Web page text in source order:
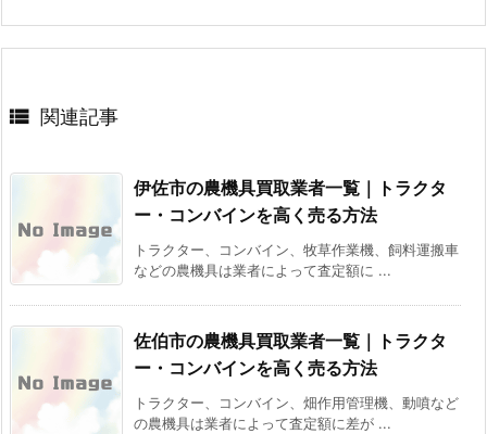
 関連記事
伊佐市の農機具買取業者一覧｜トラクタ
ー・コンバインを高く売る方法
トラクター、コンバイン、牧草作業機、飼料運搬車
などの農機具は業者によって査定額に ...
佐伯市の農機具買取業者一覧｜トラクタ
ー・コンバインを高く売る方法
トラクター、コンバイン、畑作用管理機、動噴など
の農機具は業者によって査定額に差が ...